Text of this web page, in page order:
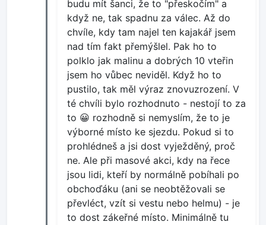
budu mít šanci, že to "přeskočím" a
když ne, tak spadnu za válec. Až do
chvíle, kdy tam najel ten kajakář jsem
nad tím fakt přemýšlel. Pak ho to
polklo jak malinu a dobrých 10 vteřin
jsem ho vůbec neviděl. Když ho to
pustilo, tak měl výraz znovuzrození. V
té chvíli bylo rozhodnuto - nestojí to za
to 😀 rozhodně si nemyslím, že to je
výborné místo ke sjezdu. Pokud si to
prohlédneš a jsi dost vyježděný, proč
ne. Ale při masové akci, kdy na řece
jsou lidi, kteří by normálně pobíhali po
obchoďáku (ani se neobtěžovali se
převléct, vzít si vestu nebo helmu) - je
to dost zákeřné místo. Minimálně tu